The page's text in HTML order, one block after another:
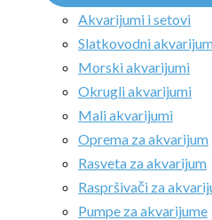
Akvarijumi i setovi
Slatkovodni
Morski akvarijumi
Okrugli akvarijumi
Mali akvarijumi
Oprema za akvarijum
Rasveta za akvarijum
Raspršivači za
Pumpe za akvarijume